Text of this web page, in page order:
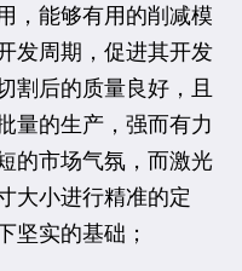
，能够有用的削减模
发周期，促进其开发
割后的质量良好，且
量的生产，强而有力
的市场气氛，而激光
大小进行精准的定
坚实的基础；